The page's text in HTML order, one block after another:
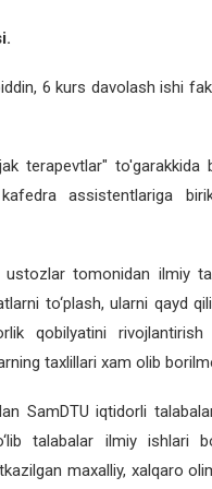
6 kurs davolash ishi
terapevtlar" to'garakkida
assistentlariga
tomonidan ilmiy
to‘plash, ularni qayd
qobilyatini
taxlillari xam olib
iqtidorli
talabalar ilmiy ishlari
maxalliy, xalqaro